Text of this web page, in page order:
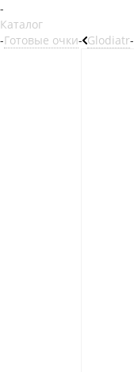
-
Каталог
-Готовые очки- Glodiatr-